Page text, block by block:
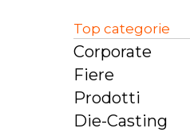
Top categorie
Corporate
Fiere
Prodotti
Die-Casting